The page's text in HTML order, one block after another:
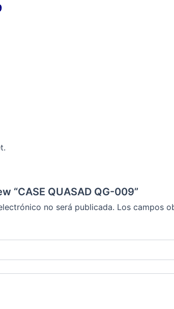
“CASE QUASAD QG-009”
no será publicada. Los campos